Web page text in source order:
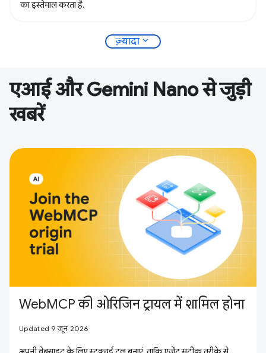
का इस्तेमाल करता है.
ज़्यादा expand_more
एआई और Gemini Nano से जुड़ी
खबरें
WebMCP की ओरिजिन ट्रायल में शामिल होना
Updated 9 जून 2026